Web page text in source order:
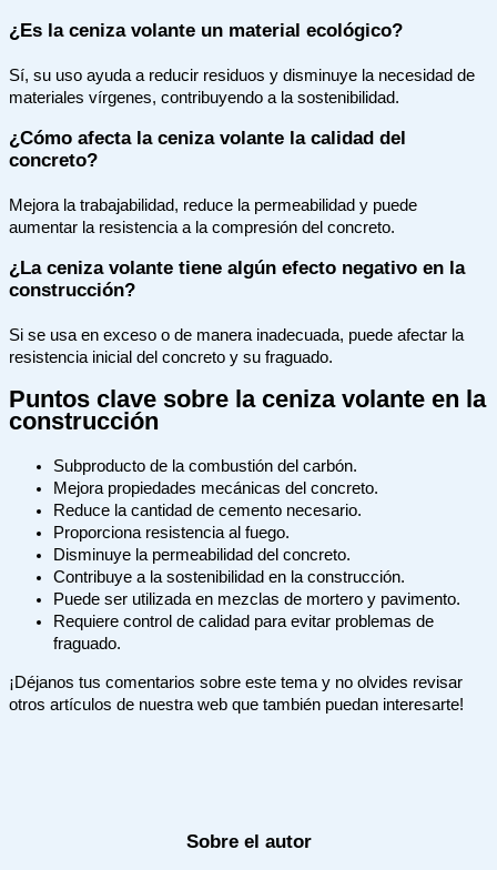
¿Es la ceniza volante un material ecológico?
Sí, su uso ayuda a reducir residuos y disminuye la necesidad de
materiales vírgenes, contribuyendo a la sostenibilidad.
¿Cómo afecta la ceniza volante la calidad del
concreto?
Mejora la trabajabilidad, reduce la permeabilidad y puede
aumentar la resistencia a la compresión del concreto.
¿La ceniza volante tiene algún efecto negativo en la
construcción?
Si se usa en exceso o de manera inadecuada, puede afectar la
resistencia inicial del concreto y su fraguado.
Puntos clave sobre la ceniza volante en la
construcción
Subproducto de la combustión del carbón.
Mejora propiedades mecánicas del concreto.
Reduce la cantidad de cemento necesario.
Proporciona resistencia al fuego.
Disminuye la permeabilidad del concreto.
Contribuye a la sostenibilidad en la construcción.
Puede ser utilizada en mezclas de mortero y pavimento.
Requiere control de calidad para evitar problemas de
fraguado.
¡Déjanos tus comentarios sobre este tema y no olvides revisar
otros artículos de nuestra web que también puedan interesarte!
Sobre el autor